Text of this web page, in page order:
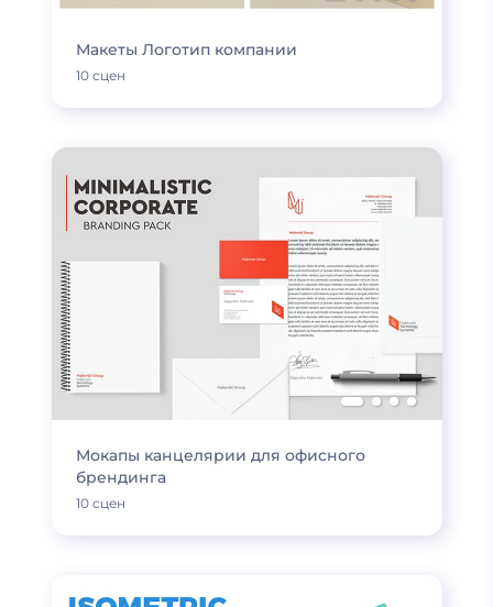
Макеты Логотип компании
10 сцен
Мокапы канцелярии для офисного
брендинга
10 сцен